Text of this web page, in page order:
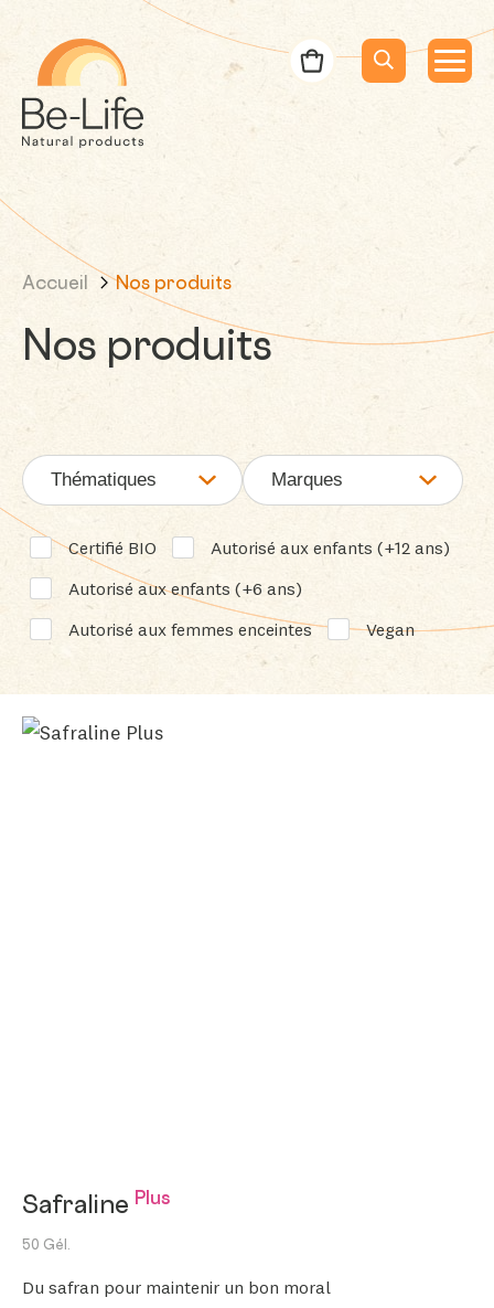
Menu
Menu
Recherche
Bon de commande
Accueil Nos produits
Nos produits
Thématiques Marques
Certifié BIO
Autorisé aux enfants (+12 ans)
Autorisé aux enfants (+6 ans)
Autorisé aux femmes enceintes
Vegan
Safraline Plus
50 Gél.
Du safran pour maintenir un bon moral